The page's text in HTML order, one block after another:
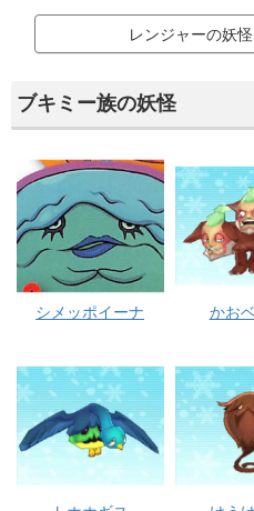
レンジャーの妖
ブキミー族の妖怪
シメッポイーナ かお